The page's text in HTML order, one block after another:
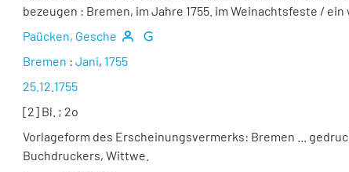
bezeugen : Bremen, im Jahre 1755. im Weinachtsfeste / ein
Paücken, Gesche
Bremen : Jani, 1755
25.12.1755
[2] Bl. ; 2o
Vorlageform des Erscheinungsvermerks: Bremen ...
Buchdruckers, Wittwe.